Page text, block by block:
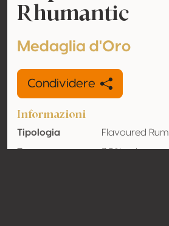
Rhumantic
Medaglia d'Oro
Condividere
Informazioni
Tipologia
Flavoured Rum
Tenore
30% vol